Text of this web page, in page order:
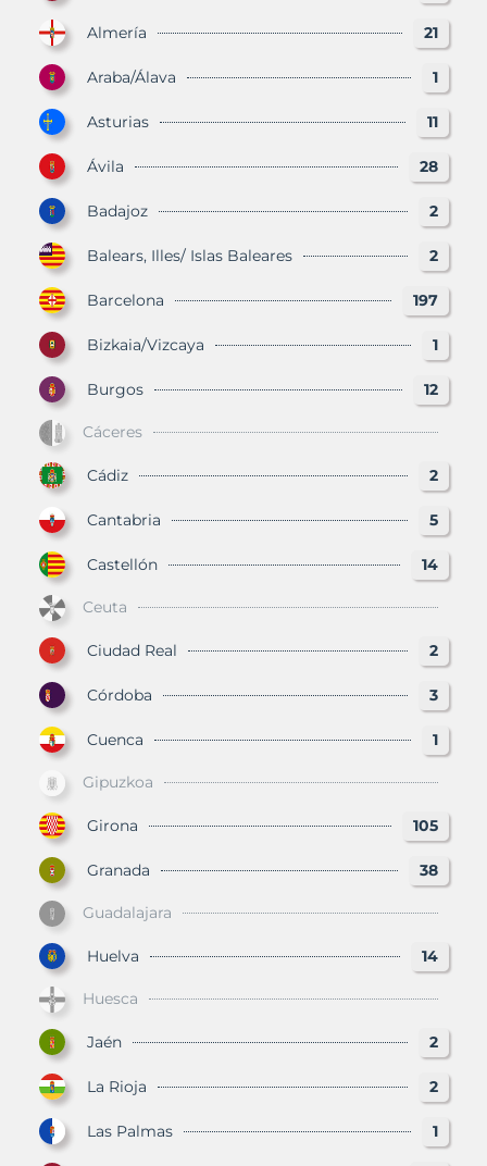
Almería 21
Araba/Álava 1
Asturias 11
Ávila 28
Badajoz 2
Balears, Illes/ Islas Baleares 2
Barcelona 197
Bizkaia/Vizcaya 1
Burgos 12
Cáceres
Cádiz 2
Cantabria 5
Castellón 14
Ceuta
Ciudad Real 2
Córdoba 3
Cuenca 1
Gipuzkoa
Girona 105
Granada 38
Guadalajara
Huelva 14
Huesca
Jaén 2
La Rioja 2
Las Palmas 1